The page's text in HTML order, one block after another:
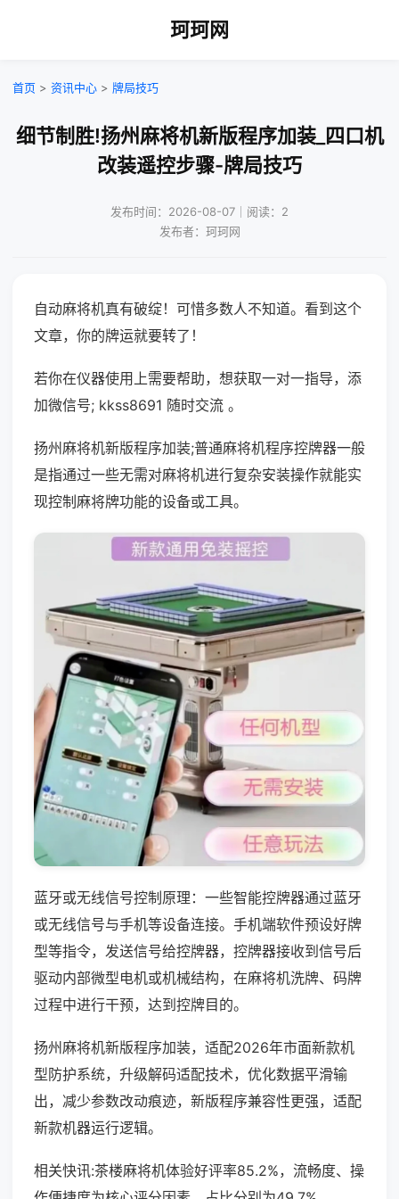
珂珂网
首页 > 资讯中心 > 牌局技巧
细节制胜!扬州麻将机新版程序加装_四口机
改装遥控步骤-牌局技巧
发布时间：2026-08-07｜阅读：2
发布者：珂珂网
自动麻将机真有破绽！可惜多数人不知道。看到这个
文章，你的牌运就要转了！
若你在仪器使用上需要帮助，想获取一对一指导，添
加微信号; kkss8691 随时交流 。
扬州麻将机新版程序加装;普通麻将机程序控牌器一般
是指通过一些无需对麻将机进行复杂安装操作就能实
现控制麻将牌功能的设备或工具。
蓝牙或无线信号控制原理：一些智能控牌器通过蓝牙
或无线信号与手机等设备连接。手机端软件预设好牌
型等指令，发送信号给控牌器，控牌器接收到信号后
驱动内部微型电机或机械结构，在麻将机洗牌、码牌
过程中进行干预，达到控牌目的。
扬州麻将机新版程序加装，适配2026年市面新款机
型防护系统，升级解码适配技术，优化数据平滑输
出，减少参数改动痕迹，新版程序兼容性更强，适配
新款机器运行逻辑。
相关快讯:茶楼麻将机体验好评率85.2%，流畅度、操